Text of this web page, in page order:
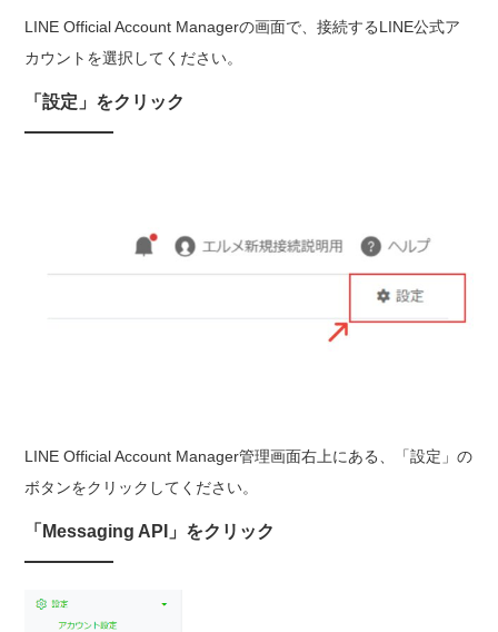
LINE Official Account Managerの画面で、接続するLINE公式ア
カウントを選択してください。
「設定」をクリック
LINE Official Account Manager管理画面右上にある、「設定」の
ボタンをクリックしてください。
「Messaging API」をクリック